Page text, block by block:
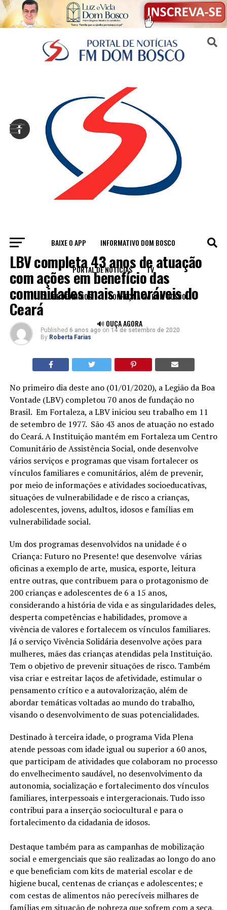
BAIXE O APP INFORMATIVO DOM BOSCO
PORTAL DE NOTÍCIAS TV
CLUBE DE AMIGOS CONHEÇA A FM DOM BOSCO
🔊 OUÇA AGORA
NOTÍCIAS
LBV completa 43 anos de atuação
com ações em benefício das
comunidades mais vulneráveis do
Ceará
Published 6 anos ago on 14 de setembro de 2020
By Roberta Farias
No primeiro dia deste ano (01/01/2020), a Legião da Boa
Vontade (LBV) completou 70 anos de fundação no
Brasil. Em Fortaleza, a LBV iniciou seu trabalho em 11
de setembro de 1977. São 43 anos de atuação no estado
do Ceará. A Instituição mantém em Fortaleza um Centro
Comunitário de Assistência Social, onde desenvolve
vários serviços e programas que visam fortalecer os
vínculos familiares e comunitários, além de prevenir,
por meio de informações e atividades socioeducativas,
situações de vulnerabilidade e de risco a crianças,
adolescentes, jovens, adultos, idosos e famílias em
vulnerabilidade social.
Um dos programas desenvolvidos na unidade é o
Criança: Futuro no Presente! que desenvolve várias
oficinas a exemplo de arte, musica, esporte, leitura
entre outras, que contribuem para o protagonismo de
200 crianças e adolescentes de 6 a 15 anos,
considerando a história de vida e as singularidades deles,
desperta competências e habilidades, promove a
vivência de valores e fortalecem os vínculos familiares.
Já o serviço Vivência Solidária desenvolve ações para
mulheres, mães das crianças atendidas pela Instituição.
Tem o objetivo de prevenir situações de risco. Também
visa criar e estreitar laços de afetividade, estimular o
pensamento crítico e a autovalorização, além de
abordar temáticas voltadas ao mundo do trabalho,
visando o desenvolvimento de suas potencialidades.
Destinado à terceira idade, o programa Vida Plena
atende pessoas com idade igual ou superior a 60 anos,
que participam de atividades que colaboram no processo
do envelhecimento saudável, no desenvolvimento da
autonomia, socialização e fortalecimento dos vínculos
familiares, interpessoais e intergeracionais. Tudo isso
contribui para a inserção sociocultural e para o
fortalecimento da cidadania de idosos.
Destaque também para as campanhas de mobilização
social e emergenciais que são realizadas ao longo do ano
e que beneficiam com kits de material escolar e de
higiene bucal, centenas de crianças e adolescentes; e
com cestas de alimentos não perecíveis milhares de
famílias em situação de pobreza que sofrem com a seca,
Sair da versão mobile